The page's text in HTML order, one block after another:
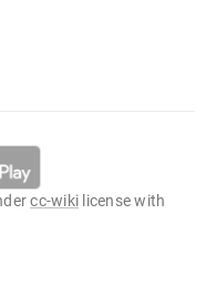
cc-wiki license with